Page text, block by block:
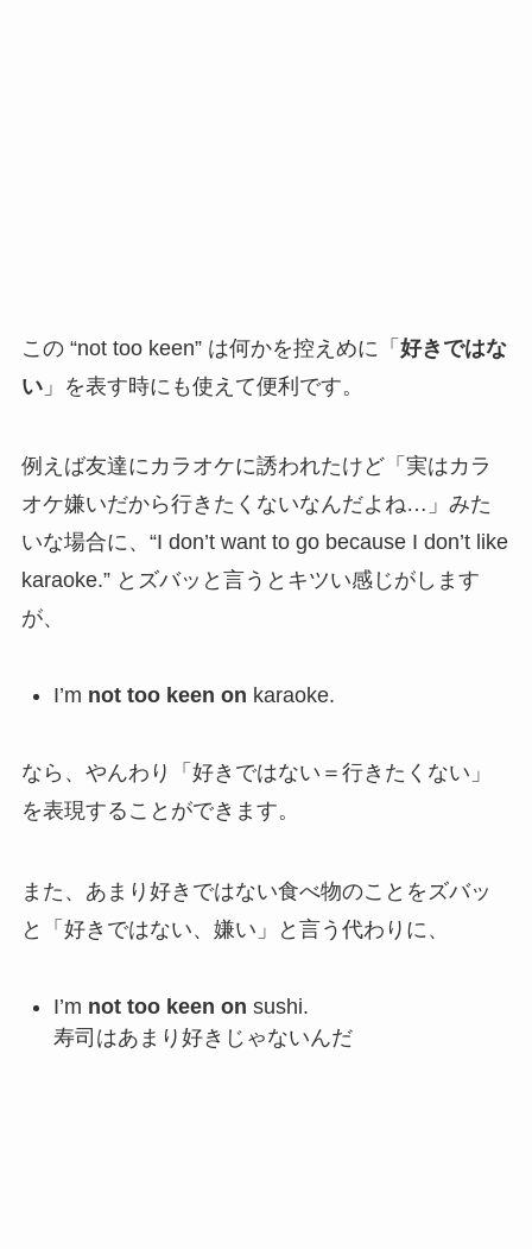
この “not too keen” は何かを控えめに「 好きではな
い」を表す時にも使えて便利です。
例えば友達にカラオケに誘われたけど「実はカラ
オケ嫌いだから行きたくないなんだよね…」みた
いな場合に、“I don’t want to go because I don’t like
karaoke.” とズバッと言うとキツい感じがします
が、
I’m not too keen on karaoke.
なら、やんわり「好きではない＝行きたくない」
を表現することができます。
また、あまり好きではない食べ物のことをズバッ
と「好きではない、嫌い」と言う代わりに、
I’m not too keen on sushi.
寿司はあまり好きじゃないんだ